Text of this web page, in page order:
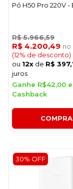
Pó H50 Pro 220V -
R$ 5.966,59
R$ 4.200,49 no
(12% de desconto)
ou 12x de R$
juros
Ganhe R$42,00
Cashback
30% OFF